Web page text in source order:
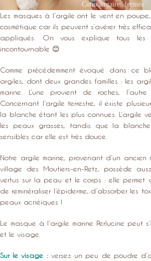
Commentaires fermés
Les masques à l’argile ont le vent en
cosmétique car ils peuvent s’avérer très
appliqués. On vous explique tous
incontournable 😊
Comme précédemment évoqué dans ce
argiles, dont deux grandes familles : les
marine . L’une provient de roches,
Concernant l’argile terrestre, il existe
la blanche étant les plus connues. L’argile
les peaux grasses, tandis que la
sensibles car elle est très douce.
Notre argile marine, provenant d’un
village des Moutiers-en-Retz, possède
vertus sur la peau et le corps : elle permet
de reminéraliser l’épiderme, d’absorber les
peaux acnéiques !
Le masque à l’argile marine Perlucine peut
et le visage.
Sur le visage :versez un peu de poudre